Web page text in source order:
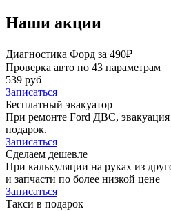
Наши акции
Диагностика Форд за 490₽
Проверка авто по 43 параметрам
539 руб
Записаться
Бесплатный эвакуатор
При ремонте Ford ДВС,
подарок.
Записаться
Сделаем дешевле
При калькуляции на руках из
и запчасти по более низкой цене
Записаться
Такси в подарок